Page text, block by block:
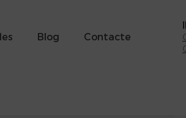
Blog Contacte